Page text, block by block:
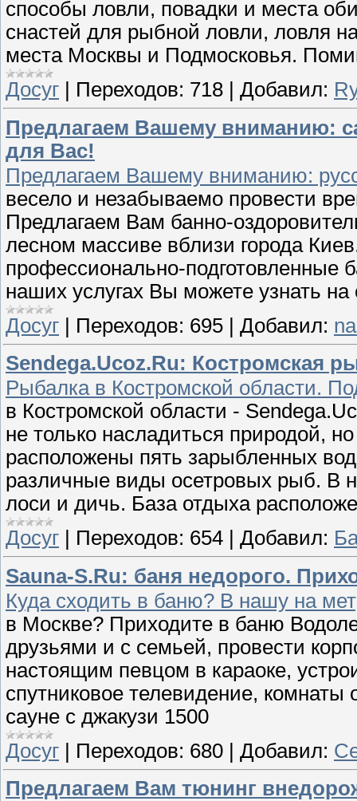
способы ловли, повадки и места
снастей для рыбной ловли, ловля
места Москвы и Подмосковья.
Досуг
Переходов: 718 Добавил:
Предлагаем Вашему вниманию:
для Вас!
Предлагаем Вашему вниманию:
весело и незабываемо провести
Предлагаем Вам банно-
лесном массиве вблизи города
профессионально-
наших услугах Вы можете узнать
Досуг | Переходов: 695 | Добавил:
Sendega.Ucoz.Ru: Костромская
Рыбалка в Костромской области.
в Костромской области -
не только насладиться природой,
расположены пять зарыбленных
различные виды осетровых рыб. В
лоси и дичь. База отдыха
Досуг
Переходов: 654 Добавил:
Sauna-S.Ru: баня недорого.
Куда сходить в баню? В нашу на
в Москве? Приходите в баню
друзьями и с семьей, провести
настоящим певцом в караоке,
спутниковое телевидение,
сауне с джакузи 1500
Досуг
Переходов: 680 Добавил:
Предлагаем Вам тюнинг